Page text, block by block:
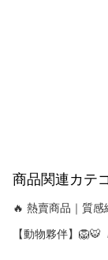
商品関連カテ
🔥 熱賣商品｜質感
【動物夥伴】🦁🐯